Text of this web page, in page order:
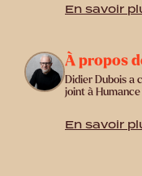
En savoir
À propos
Didier Dubois a
joint à
En savoir